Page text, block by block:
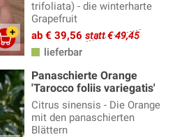
trifoliata) - die winterharte
Grapefruit
ab € 39,56 statt € 49,45
lieferbar
Panaschierte Orange
'Tarocco foliis variegatis'
Citrus sinensis - Die Orange
mit den panaschierten
Blättern